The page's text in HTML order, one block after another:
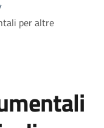
per altre